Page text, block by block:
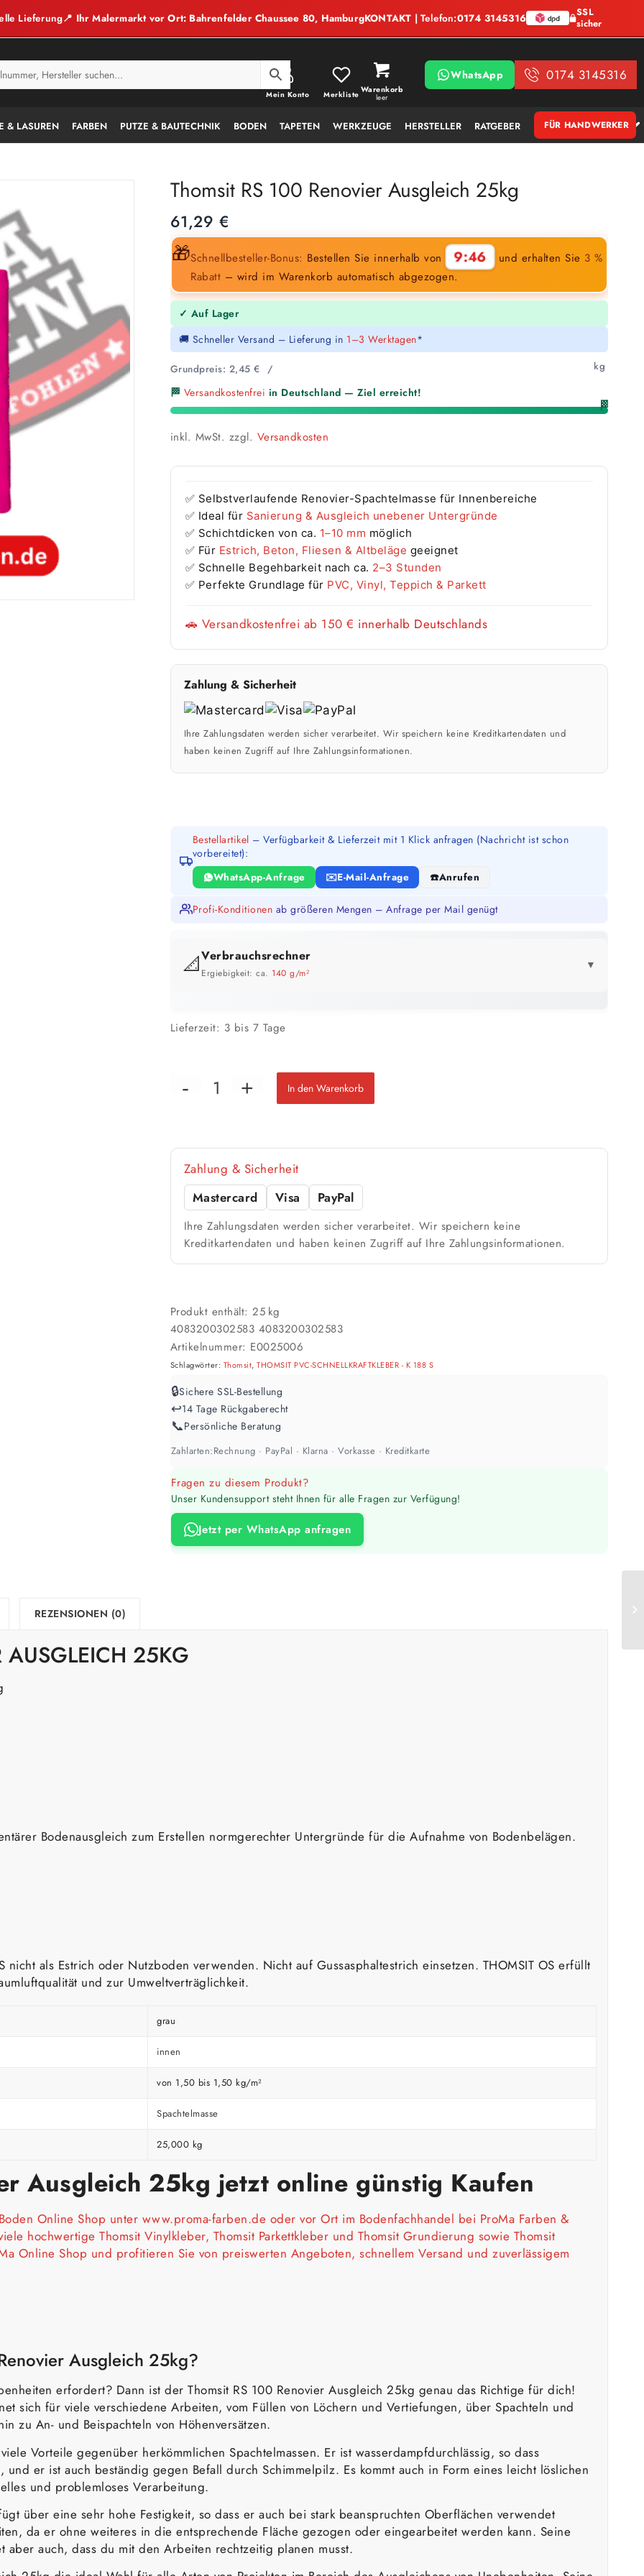
Lieferung📍 Ihr Malermarkt vor Ort: Bahrenfelder Chaussee 80, HamburgKONTAKT | Telefon:0174 3145316
SSL
sicher
Warenkorb
leer
Mein Konto Merkliste
WhatsApp 0174 3145316
& LASUREN FARBEN PUTZE & BAUTECHNIK BODEN TAPETEN WERKZEUGE HERSTELLER RATGEBER FÜR HANDWERKER
Thomsit RS 100 Renovier Ausgleich 25kg
61,29 €
🎁Schnellbesteller-Bonus: Bestellen Sie innerhalb von 9:45 und erhalten Sie 3 %
Rabatt – wird im Warenkorb automatisch abgezogen.
✓ Auf Lager
🚚 Schneller Versand – Lieferung in 1–3 Werktagen*
Grundpreis: 2,45€ / kg
🏁 Versandkostenfrei in Deutschland — Ziel erreicht!
🏁
inkl. MwSt. zzgl. Versandkosten
✅ Selbstverlaufende Renovier-Spachtelmasse für Innenbereiche
✅ Ideal für Sanierung & Ausgleich unebener Untergründe
✅ Schichtdicken von ca. 1–10 mm möglich
✅ Für Estrich, Beton, Fliesen & Altbeläge geeignet
✅ Schnelle Begehbarkeit nach ca. 2–3 Stunden
✅ Perfekte Grundlage für PVC, Vinyl, Teppich & Parkett
🚗 Versandkostenfrei ab 150 € innerhalb Deutschlands
Zahlung & Sicherheit
Ihre Zahlungsdaten werden sicher verarbeitet. Wir speichern keine Kreditkartendaten und
haben keinen Zugriff auf Ihre Zahlungsinformationen.
Bestellartikel – Verfügbarkeit & Lieferzeit mit 1 Klick anfragen (Nachricht ist schon
vorbereitet):
WhatsApp-Anfrage E-Mail-Anfrage Anrufen
Profi-Konditionen ab größeren Mengen – Anfrage per Mail genügt
📐Verbrauchsrechner
Ergiebigkeit: ca. 140 g/m²
▼
1 Anstrich
bis ca.
🎨 Jetziger Zustand
Farbig / dunkel
2 Anstriche empfohlen
Weiß / hell
1 Anstrich reicht meist
Werte sind Richtwerte und können je nach Untergrund und Werkzeug abweichen. Für 10 % Reserve wird automatisch
Lieferzeit: 3 bis 7 Tage
In den Warenkorb
Zahlung & Sicherheit
Mastercard
Visa PayPal
Ihre Zahlungsdaten werden sicher verarbeitet. Wir speichern keine
Kreditkartendaten und haben keinen Zugriff auf Ihre Zahlungsinformationen.
Produkt enthält: 25 kg
4083200302583 4083200302583
Artikelnummer: E0025006
Schlagwörter: Thomsit,THOMSIT PVC-SCHNELLKRAFT­KLEBER - K 188 S
🔒Sichere SSL-Bestellung
↩️14 Tage Rückgaberecht
📞Persönliche Beratung
Zahlarten:Rechnung · PayPal · Klarna · Vorkasse · Kreditkarte
Fragen zu diesem Produkt?
Unser Kundensupport steht Ihnen für alle Fragen zur Verfügung!
Jetzt per WhatsApp anfragen
REZENSIONEN (0)
AUSGLEICH 25KG
Bodenausgleich zum Erstellen normgerechter Untergründe für die Aufnahme von Bodenbelägen.
als Estrich oder Nutzboden verwenden. Nicht auf Gussasphaltestrich einsetzen. THOMSIT OS erfüllt
und zur Umweltverträglichkeit.
grau
innen
von 1,50 bis 1,50 kg/m²
Spachtelmasse
25,000 kg
Ausgleich 25kg jetzt online günstig Kaufen
Online Shop unter www.proma-farben.de oder vor Ort im Bodenfachhandel bei ProMa Farben &
hochwertige Thomsit Vinylkleber, Thomsit Parkettkleber und Thomsit Grundierung sowie Thomsit
Online Shop und profitieren Sie von preiswerten Angeboten, schnellem Versand und zuverlässigem
Ausgleich 25kg?
erfordert? Dann ist der Thomsit RS 100 Renovier Ausgleich 25kg genau das Richtige für dich!
sich für viele verschiedene Arbeiten, vom Füllen von Löchern und Vertiefungen, über Spachteln und
zu An- und Beispachteln von Höhenversätzen.
Vorteile gegenüber herkömmlichen Spachtelmassen. Er ist wasserdampfdurchlässig, so dass
er ist auch beständig gegen Befall durch Schimmelpilz. Es kommt auch in Form eines leicht löslichen
und problemloses Verarbeitung.
über eine sehr hohe Festigkeit, so dass er auch bei stark beanspruchten Oberflächen verwendet
da er ohne weiteres in die entsprechende Fläche gezogen oder eingearbeitet werden kann. Seine
aber auch, dass du mit den Arbeiten rechtzeitig planen musst.